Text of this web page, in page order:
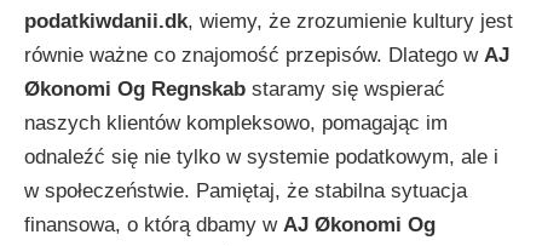
podatkiwdanii.dk, wiemy, że zrozumienie kultury jest
równie ważne co znajomość przepisów. Dlatego w AJ
Økonomi Og Regnskab staramy się wspierać
naszych klientów kompleksowo, pomagając im
odnaleźć się nie tylko w systemie podatkowym, ale i
w społeczeństwie. Pamiętaj, że stabilna sytuacja
finansowa, o którą dbamy w AJ Økonomi Og